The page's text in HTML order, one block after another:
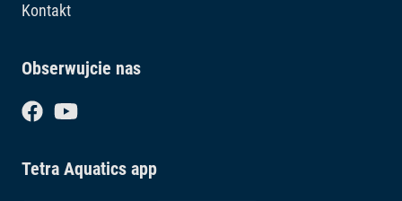
Kontakt
Obserwujcie nas
Tetra Aquatics app